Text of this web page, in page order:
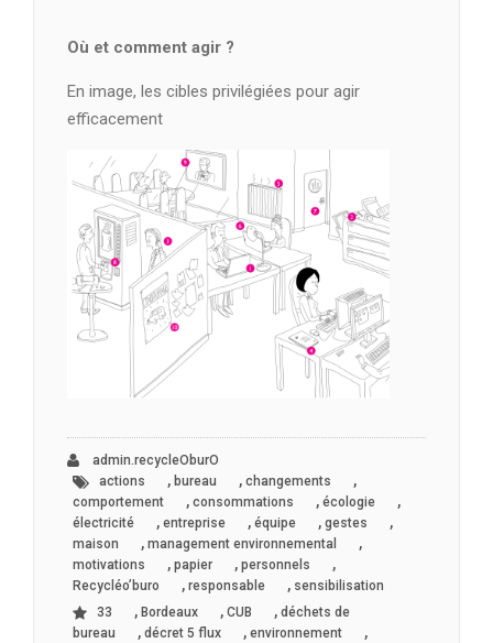
Où et comment agir ?
En image, les cibles privilégiées pour agir
efficacement
admin.recycleOburO
actions
, bureau , changements ,
comportement , consommations , écologie ,
électricité , entreprise , équipe , gestes ,
maison , management environnemental ,
motivations , papier , personnels ,
Recycléo’buro , responsable , sensibilisation
33
, Bordeaux , CUB , déchets de
bureau
, décret 5 flux , environnement ,